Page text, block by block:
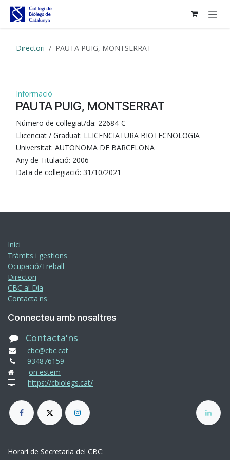
Skip to Content
Directori PAUTA PUIG, MONTSERRAT
Informació
PAUTA PUIG, MONTSERRAT
Número de col·legiat/da: 22684-C
Llicenciat / Graduat: LLICENCIATURA BIOTECNOLOGIA
Universitat: AUTONOMA DE BARCELONA
Any de Titulació: 2006
Data de col·legiació: 31/10/2021
Inici
Tràmits i gestions
Ocupació/Treball
Directori
CBC al Dia
Contacta'ns
Connecteu amb nosaltres
Contacta'ns
cbc@cbc.cat
934876159
on estem
https://cbiolegs.cat/
Horari de Secretaria del CBC: